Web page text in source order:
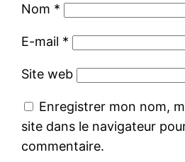
Nom *
E-mail *
Site web
Enregistrer mon nom,
site dans le navigateur
commentaire.